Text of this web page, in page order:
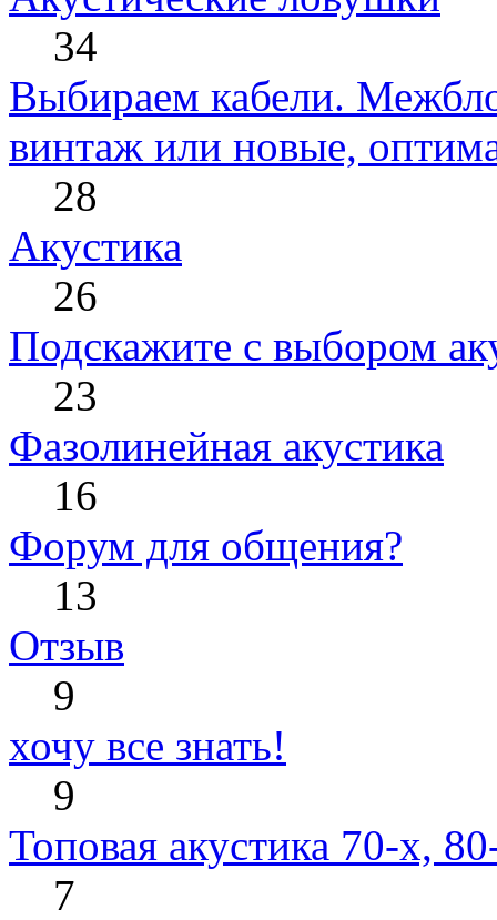
34
Выбираем кабели.
винтаж или новые,
28
Акустика
26
Подскажите с выбором
23
Фазолинейная акустика
16
Форум для общения?
13
Отзыв
9
хочу все знать!
9
Топовая акустика 70-х,
7